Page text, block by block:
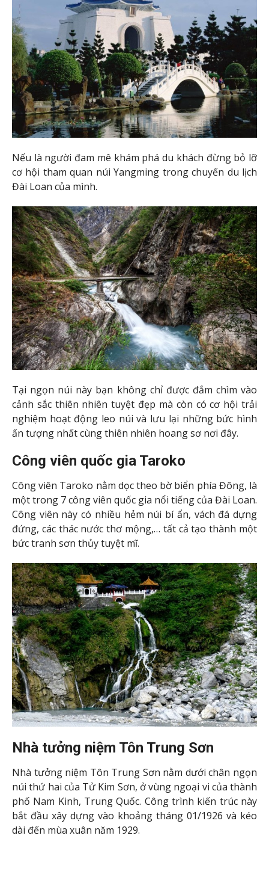
Nếu là người đam mê khám phá du khách đừng bỏ lỡ
cơ hội tham quan núi Yangming trong chuyến du lịch
Đài Loan của mình.
Tại ngọn núi này bạn không chỉ được đắm chìm vào
cảnh sắc thiên nhiên tuyệt đẹp mà còn có cơ hội trải
nghiệm hoạt động leo núi và lưu lại những bức hình
ấn tượng nhất cùng thiên nhiên hoang sơ nơi đây.
Công viên quốc gia Taroko
Công viên Taroko nằm dọc theo bờ biển phía Đông, là
một trong 7 công viên quốc gia nổi tiếng của Đài Loan.
Công viên này có nhiều hẻm núi bí ẩn, vách đá dựng
đứng, các thác nước thơ mộng,… tất cả tạo thành một
bức tranh sơn thủy tuyệt mĩ.
Nhà tưởng niệm Tôn Trung Sơn
Nhà tưởng niệm Tôn Trung Sơn nằm dưới chân ngọn
núi thứ hai của Tử Kim Sơn, ở vùng ngoại vi của thành
phố Nam Kinh, Trung Quốc. Công trình kiến trúc này
bắt đầu xây dựng vào khoảng tháng 01/1926 và kéo
dài đến mùa xuân năm 1929.